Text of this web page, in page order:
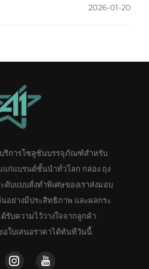
2026-01-20
ริการโซลูชันบรรจุภัณฑ์สำหรับ
แก่แบรนด์ชั้นนำทั่วโลก กล่อง ถุง
ดับแบบสั่งทำพิเศษของเราส่งมอบ
อย่างมีประสิทธิภาพ และผลกระ
บความไว้วางใจจากลูกค้า
อใบเสนอราคาได้ทันทีวันนี้